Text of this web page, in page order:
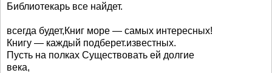
Библиотекарь все найдет.
всегда будет,Книг море — самых интересных!
Книгу — каждый подберет.известных.
Пусть на полках Существовать ей долгие
века,